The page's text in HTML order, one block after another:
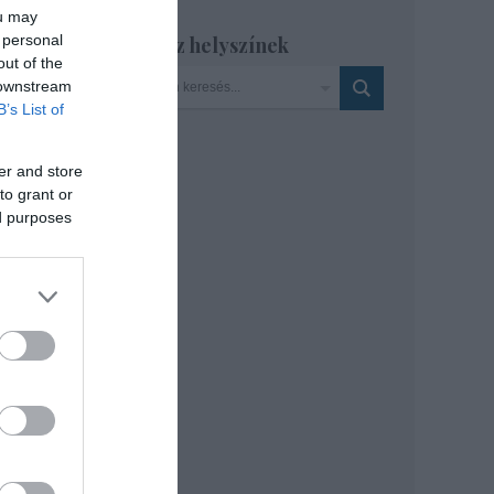
may
of the
List of
and store
grant or
purposes
Szinház helyszínek